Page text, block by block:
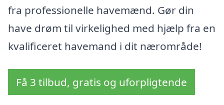
fra professionelle havemænd. Gør din
have drøm til virkelighed med hjælp fra en
kvalificeret havemand i dit nærområde!
Få 3 tilbud, gratis og uforpligtende